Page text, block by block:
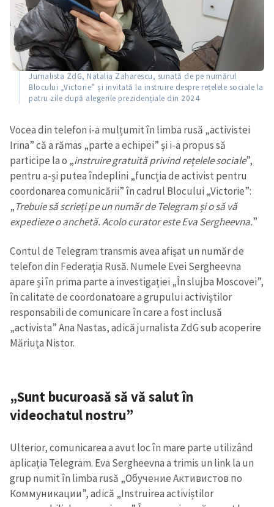
Jurnalista ZdG, Natalia Zaharescu, sunată de pe numărul
Blocului „Victorie” și invitată la instruire despre rețelele sociale la
patru zile după alegerile prezidențiale din 2024
Vocea din telefon i-a mulțumit în limba rusă „activistei
Irina” că a rămas „parte a echipei” și i-a propus să
participe la o „instruire gratuită privind rețelele sociale”,
pentru a-și putea îndeplini „funcția de activist pentru
coordonarea comunicării” în cadrul Blocului „Victorie”:
„Trebuie să scrieți pe un număr de Telegram și o să vă
expedieze o anchetă. Acolo curator este Eva Sergheevna.”
Contul de Telegram transmis avea afișat un număr de
telefon din Federația Rusă. Numele Evei Sergheevna
apare și în prima parte a investigației „În slujba Moscovei”,
în calitate de coordonatoare a grupului activiștilor
responsabili de comunicare în care a fost inclusă
„activista” Ana Nastas, adică jurnalista ZdG sub acoperire
Măriuța Nistor.
„Sunt bucuroasă să vă salut în
videochatul nostru”
Ulterior, comunicarea a avut loc în mare parte utilizând
aplicația Telegram. Eva Sergheevna a trimis un link la un
grup numit în limba rusă „Обучение Активистов по
Коммуникации”, adică „Instruirea activiștilor